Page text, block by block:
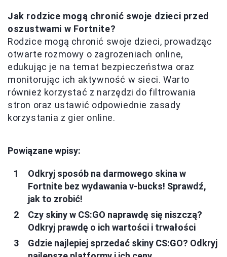
Jak rodzice mogą chronić swoje dzieci przed
oszustwami w Fortnite?
Rodzice mogą chronić swoje dzieci, prowadząc
otwarte rozmowy o zagrożeniach online,
edukując je na temat bezpieczeństwa oraz
monitorując ich aktywność w sieci. Warto
również korzystać z narzędzi do filtrowania
stron oraz ustawić odpowiednie zasady
korzystania z gier online.
Powiązane wpisy:
Odkryj sposób na darmowego skina w
Fortnite bez wydawania v-bucks! Sprawdź,
jak to zrobić!
Czy skiny w CS:GO naprawdę się niszczą?
Odkryj prawdę o ich wartości i trwałości
Gdzie najlepiej sprzedać skiny CS:GO? Odkryj